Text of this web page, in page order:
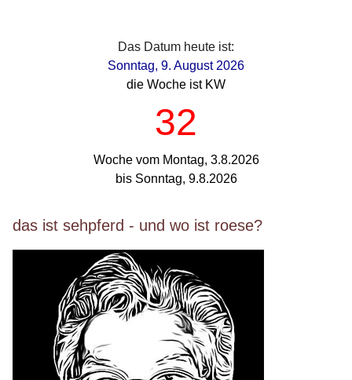
Das Datum heute ist:
Sonntag, 9. August 2026
die Woche ist KW
32
Woche vom Montag, 3.8.2026
bis Sonntag, 9.8.2026
das ist sehpferd - und wo ist roese?